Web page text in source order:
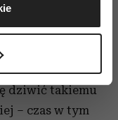
do kilku metrów
aktywnie
palca)
preferencje w
cookie możesz
kiedy przez
w stanie
dziwić takiemu
– czas w tym